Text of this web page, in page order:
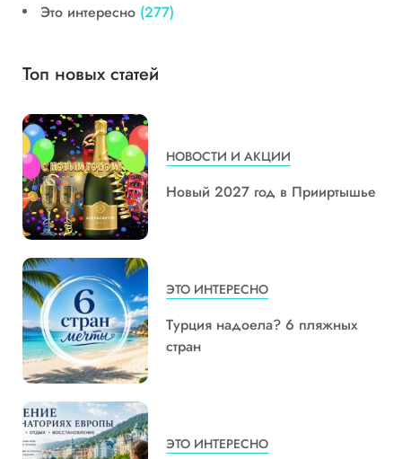
Это интересно (277)
Топ новых статей
НОВОСТИ И АКЦИИ
Новый 2027 год в Прииртышье
ЭТО ИНТЕРЕСНО
Турция надоела? 6 пляжных
стран
ЭТО ИНТЕРЕСНО